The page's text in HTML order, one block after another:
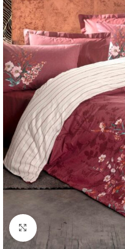
Kliknite za uvećanje